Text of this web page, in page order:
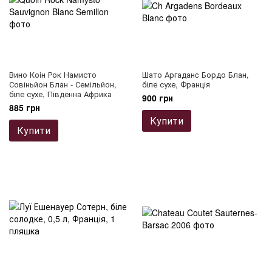
Вино Коін Рок Намисто
Совіньйон Блан - Семільйон,
біле сухе, Південна Африка
885 грн
Купити
Шато Аргаданc Бордо Блан,
біле сухе, Франція
900 грн
Купити